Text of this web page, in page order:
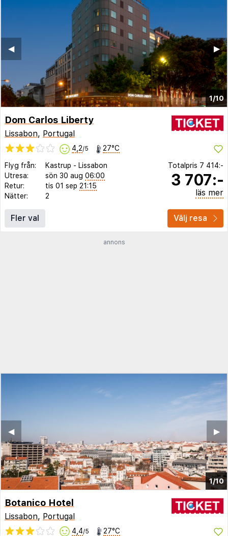
1/10
▶︎
◀︎
Dom Carlos Liberty
Lissabon, Portugal
4,2/5 27°C
Flyg från: Kastrup - Lissabon
Utresa:
sön 30 aug 06:00
Retur:
tis 01 sep 21:15
Nätter:
2
Totalpris 7 414:-
3 707:-
läs mer
Fler val Välj resa
annons
1/10
▶︎
◀︎
Botanico Hotel
Lissabon, Portugal
4,4/5 27°C